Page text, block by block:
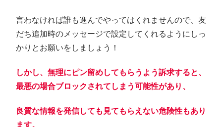
言わなければ誰も進んでやってはくれませんので、友
だち追加時のメッセージで設定してくれるようにしっ
かりとお願いをしましょう！
しかし、無理にピン留めしてもらうよう訴求すると、
最悪の場合ブロックされてしまう可能性があり、
良質な情報を発信しても見てもらえない危険性もあり
ます。